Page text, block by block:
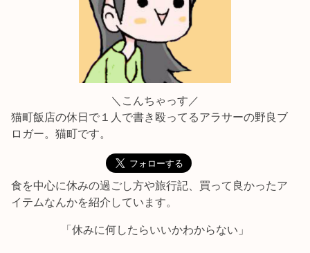
＼こんちゃっす／
猫町飯店の休日で１人で書き殴ってるアラサーの野良ブ
ロガー。猫町です。
食を中心に休みの過ごし方や旅行記、買って良かったア
イテムなんかを紹介しています。
「休みに何したらいいかわからない」